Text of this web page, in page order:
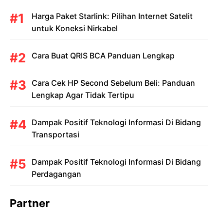
Harga Paket Starlink: Pilihan Internet Satelit
untuk Koneksi Nirkabel
Cara Buat QRIS BCA Panduan Lengkap
Cara Cek HP Second Sebelum Beli: Panduan
Lengkap Agar Tidak Tertipu
Dampak Positif Teknologi Informasi Di Bidang
Transportasi
Dampak Positif Teknologi Informasi Di Bidang
Perdagangan
Partner